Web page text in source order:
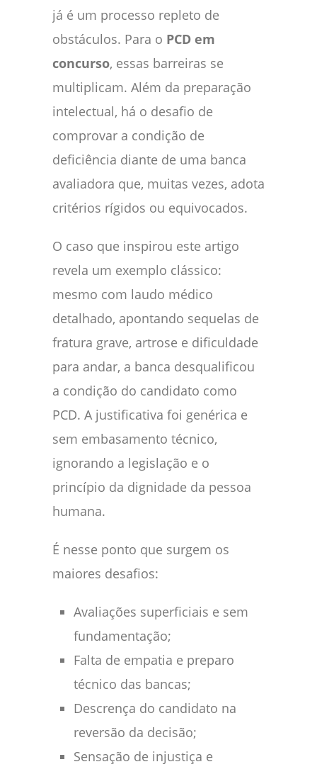
já é um processo repleto de
obstáculos. Para o PCD em
concurso, essas barreiras se
multiplicam. Além da preparação
intelectual, há o desafio de
comprovar a condição de
deficiência diante de uma banca
avaliadora que, muitas vezes, adota
critérios rígidos ou equivocados.
O caso que inspirou este artigo
revela um exemplo clássico:
mesmo com laudo médico
detalhado, apontando sequelas de
fratura grave, artrose e dificuldade
para andar, a banca desqualificou
a condição do candidato como
PCD. A justificativa foi genérica e
sem embasamento técnico,
ignorando a legislação e o
princípio da dignidade da pessoa
humana.
É nesse ponto que surgem os
maiores desafios:
Avaliações superficiais e sem
fundamentação;
Falta de empatia e preparo
técnico das bancas;
Descrença do candidato na
reversão da decisão;
Sensação de injustiça e